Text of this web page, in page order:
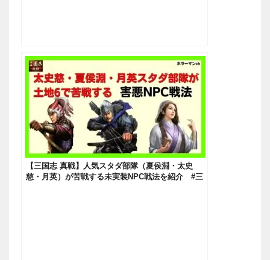
【三国志 真戦】人気スタダ部隊（夏侯淵・太史
慈・月英）が苦戦する未実装NPC戦法を紹介 #三